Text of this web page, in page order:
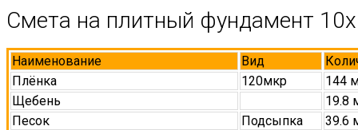
Смета на плитный фундамент
Наименование Вид
Плёнка
120мкр
144
Щебень
19.8
Песок
Подсыпка
39.6